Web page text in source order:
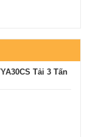
Tải 3 Tấn